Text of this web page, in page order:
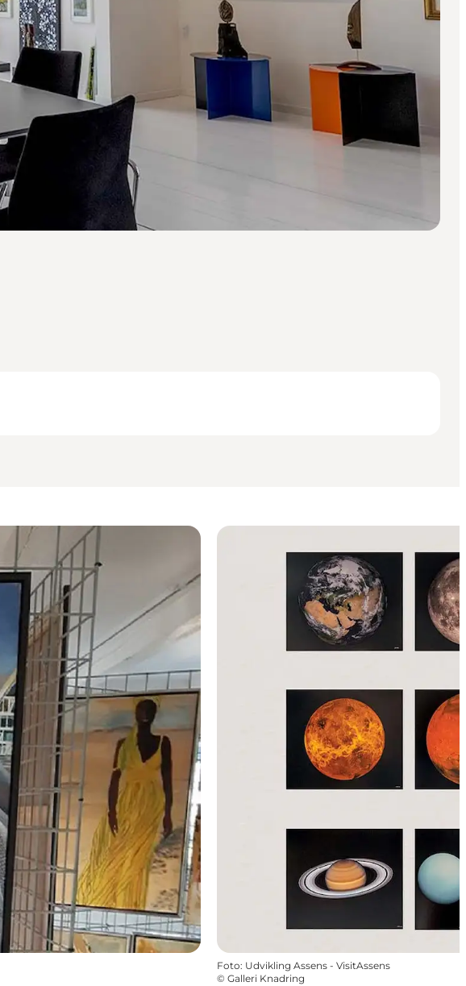
Foto: Udvikling Assens - VisitAssens
© Galleri Knadring